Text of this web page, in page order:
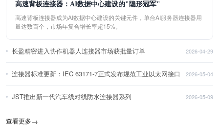
高速背板连接器：AI数据中心建设的"隐形冠军"
高速背板连接器成为AI数据中心建设的关键元件，单台AI服务器连接器用
量达数百个，市场年复合增长率超15%。
长盈精密进入协作机器人连接器市场获批量订单 2026-04-29
连接器标准更新：IEC 63171-7正式发布规范工业以太网接口 2026-05-04
JST推出新一代汽车线对线防水连接器系列 2026-05-09
查看更多→